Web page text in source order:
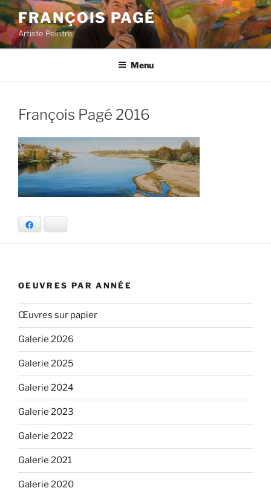
Aller
au
contenu
principal
FRANÇOIS PAGÉ
Artiste Peintre
Menu
François Pagé 2016
OEUVRES PAR ANNÉE
Œuvres sur papier
Galerie 2026
Galerie 2025
Galerie 2024
Galerie 2023
Galerie 2022
Galerie 2021
Galerie 2020